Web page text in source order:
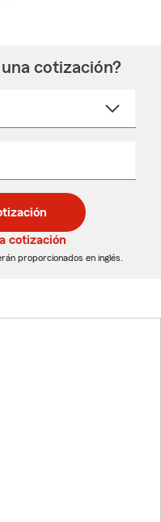
cotización?
cotización
proporcionados en inglés.